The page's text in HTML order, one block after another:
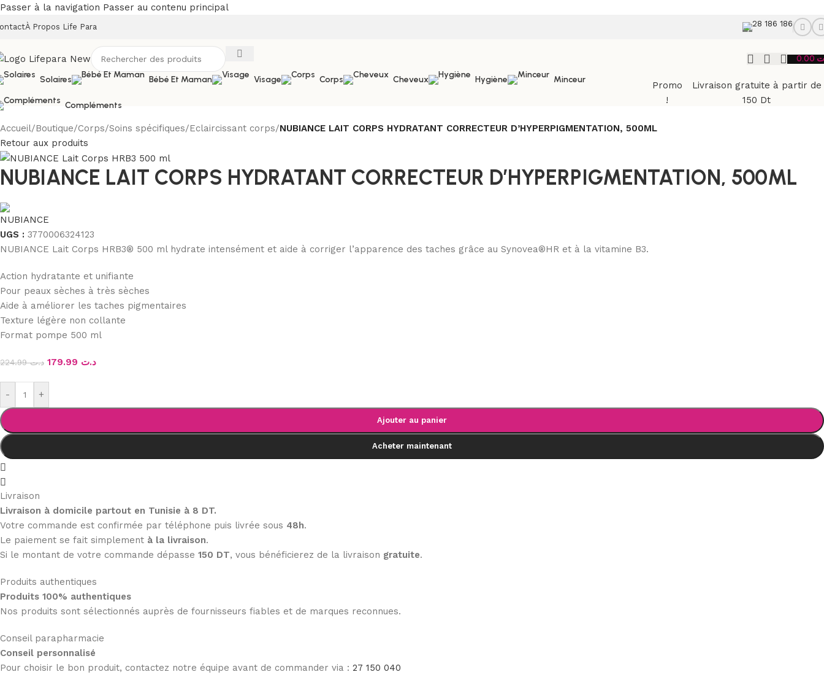
Passer à la navigation Passer au contenu principal
À Propos Life Para 28 186 186
Solaires
Bébé Et Maman Visage Corps Cheveux Hygiène Minceur
Compléments
Promo
!
Livraison gratuite à partir de
150 Dt
Accueil/Boutique/Corps/Soins spécifiques/Eclaircissant corps/NUBIANCE LAIT CORPS HYDRATANT CORRECTEUR D’HYPERPIGMENTATION, 500ML
Retour aux produits
NUBIANCE LAIT CORPS HYDRATANT CORRECTEUR D’HYPERPIGMENTATION, 500ML
UGS : 3770006324123
NUBIANCE Lait Corps HRB3® 500 ml hydrate intensément et aide à corriger l’apparence des taches grâce au Synovea®HR et à la vitamine B3.
Action hydratante et unifiante
Pour peaux sèches à très sèches
Aide à améliorer les taches pigmentaires
Texture légère non collante
Format pompe 500 ml
د.ت224.99 د.ت
- +
Ajouter au panier
Acheter maintenant
Livraison
Livraison à domicile partout en Tunisie à 8 DT.
Votre commande est confirmée par téléphone puis livrée sous 48h.
Le paiement se fait simplement à la livraison.
Si le montant de votre commande dépasse 150 DT, vous bénéficierez de la livraison gratuite.
Produits authentiques
Produits 100% authentiques
Nos produits sont sélectionnés auprès de fournisseurs fiables et de marques reconnues.
Conseil parapharmacie
Conseil personnalisé
Pour choisir le bon produit, contactez notre équipe avant de commander via : 27 150 040